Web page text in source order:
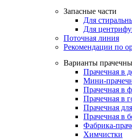
Запасные части
Для
Для
Поточная линия
Рекомендации по
Варианты
Прачечная в
Мини-
Прачечная в
Прачечная в
Прачечная
Прачечная в
Фабрика-
Химчистки